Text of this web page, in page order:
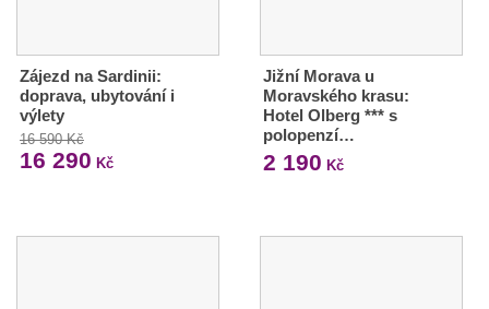
Zájezd na Sardinii:
doprava, ubytování i
výlety
16 590 Kč
16 290 Kč
Jižní Morava u
Moravského krasu:
Hotel Olberg *** s
polopenzí…
2 190 Kč